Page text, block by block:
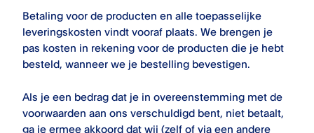
Betaling voor de producten en alle toepasselijke
leveringskosten vindt vooraf plaats. We brengen je
pas kosten in rekening voor de producten die je hebt
besteld, wanneer we je bestelling bevestigen.
Als je een bedrag dat je in overeenstemming met de
voorwaarden aan ons verschuldigd bent, niet betaalt,
ga je ermee akkoord dat wij (zelf of via een andere